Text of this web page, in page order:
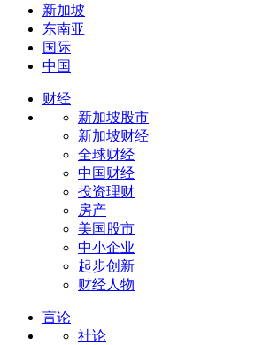
新加坡
东南亚
国际
中国
财经
新加坡股市
新加坡财经
全球财经
中国财经
投资理财
房产
美国股市
中小企业
起步创新
财经人物
言论
社论